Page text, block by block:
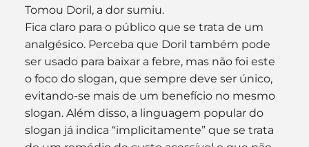
Tomou Doril, a dor sumiu.
Fica claro para o público que se trata de um
analgésico. Perceba que Doril também pode
ser usado para baixar a febre, mas não foi este
o foco do slogan, que sempre deve ser único,
evitando-se mais de um benefício no mesmo
slogan. Além disso, a linguagem popular do
slogan já indica “implicitamente” que se trata